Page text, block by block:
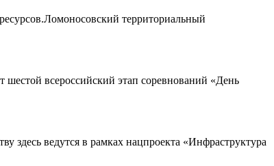
территориальный
шестой всероссийский этап соревнований «День
здесь ведутся в рамках нацпроекта «Инфраструктура